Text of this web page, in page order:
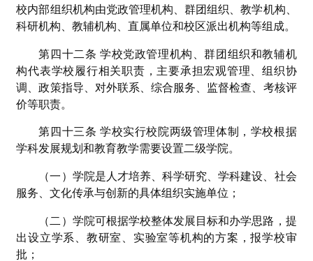
校内部组织机构由党政管理机构、群团组织、教学机构、
科研机构、教辅机构、直属单位和校区派出机构等组成。
第四十二条 学校党政管理机构、群团组织和教辅机
构代表学校履行相关职责，主要承担宏观管理、组织协
调、政策指导、对外联系、综合服务、监督检查、考核评
价等职责。
第四十三条 学校实行校院两级管理体制，学校根据
学科发展规划和教育教学需要设置二级学院。
（一）学院是人才培养、科学研究、学科建设、社会
服务、文化传承与创新的具体组织实施单位；
（二）学院可根据学校整体发展目标和办学思路，提
出设立学系、教研室、实验室等机构的方案，报学校审
批；